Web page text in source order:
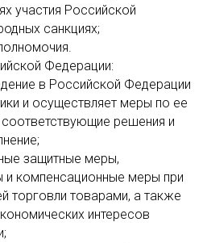
участия Российской
санкциях;
Федерации:
в Российской Федерации
и осуществляет меры по ее
соответствующие решения и
защитные меры,
и компенсационные меры при
торговли товарами, а также
интересов